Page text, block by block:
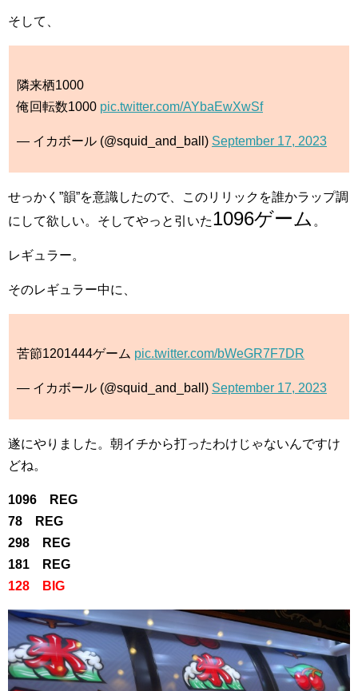
そして、
隣来栖1000
俺回転数1000 pic.twitter.com/AYbaEwXwSf
— イカボール (@squid_and_ball) September 17, 2023
せっかく”韻”を意識したので、このリリックを誰かラップ調
にして欲しい。そしてやっと引いた1096ゲーム 。
レギュラー。
そのレギュラー中に、
苦節1201444ゲーム pic.twitter.com/bWeGR7F7DR
— イカボール (@squid_and_ball) September 17, 2023
遂にやりました。朝イチから打ったわけじゃないんですけ
どね。
1096 REG
78 REG
298 REG
181 REG
128 BIG